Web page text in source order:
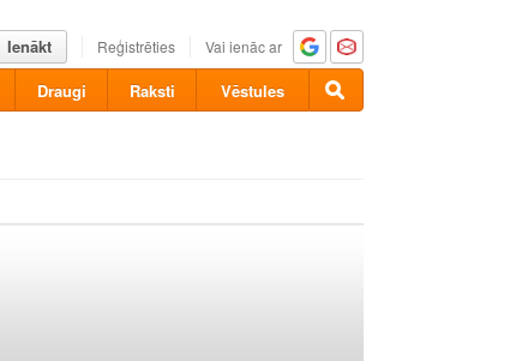
Ienākt Reģistrēties Vai ienāc ar
Draugi Raksti Vēstules